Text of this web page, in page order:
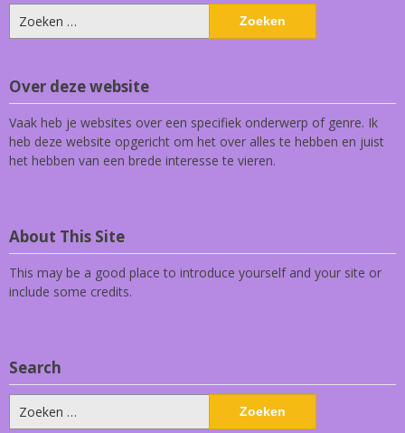
Zoeken
naar:
Over deze website
Vaak heb je websites over een specifiek onderwerp of genre. Ik
heb deze website opgericht om het over alles te hebben en juist
het hebben van een brede interesse te vieren.
About This Site
This may be a good place to introduce yourself and your site or
include some credits.
Search
Zoeken
naar: